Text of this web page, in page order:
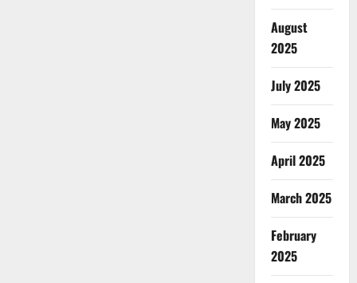
August
2025
July 2025
May 2025
April 2025
March 2025
February
2025